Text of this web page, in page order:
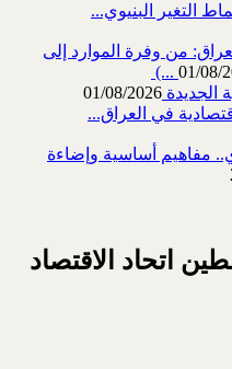
التغير البنيوي...
من وفرة الموارد إلى
01/08/
الجديدة 01/08/2026
في العراق...
مفاهيم أساسية وإضاءة
اتحاد الاقتصاد